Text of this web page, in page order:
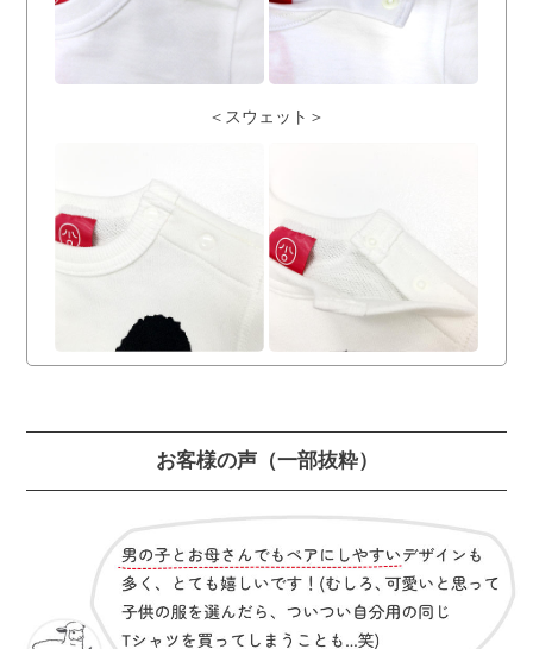
＜スウェット＞
お客様の声（一部抜粋）